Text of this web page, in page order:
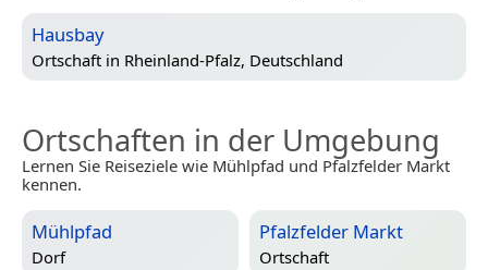
Hausbay
Ortschaft in Rheinland-Pfalz, Deutschland
Ortschaften in der Umgebung
Lernen Sie Reiseziele wie Mühlpfad und Pfalzfelder Markt
kennen.
Mühlpfad
Dorf
Pfalzfelder Markt
Ortschaft